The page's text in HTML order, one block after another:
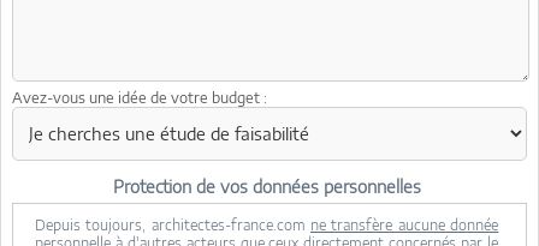
Avez-vous une idée de votre budget :
Protection de vos données personnelles
Depuis toujours, architectes-france.com ne transfère aucune donnée